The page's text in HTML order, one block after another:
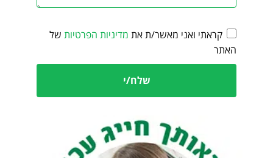
קראתי ואני מאשר/ת את מדיניות הפרטיות של
האתר